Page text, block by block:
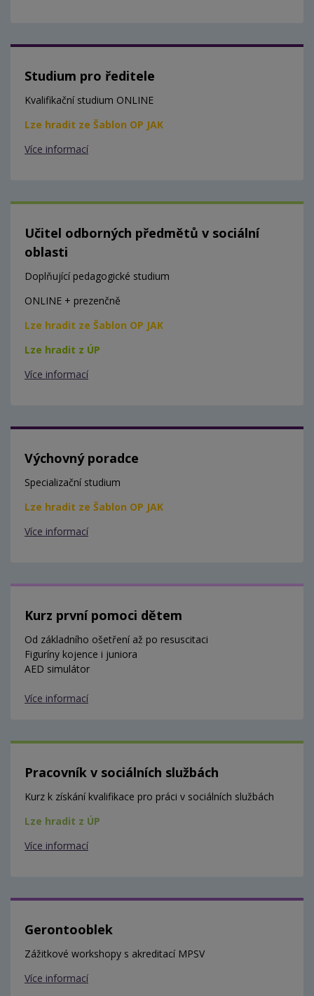
Studium pro ředitele
Kvalifikační studium ONLINE
Lze hradit ze Šablon OP JAK
Více informací
Učitel odborných předmětů v sociální
oblasti
Doplňující pedagogické studium
ONLINE + prezenčně
Lze hradit ze Šablon OP JAK
Lze hradit z ÚP
Více informací
Výchovný poradce
Specializační studium
Lze hradit ze Šablon OP JAK
Více informací
Kurz první pomoci dětem
Od základního ošetření až po resuscitaci
Figuríny kojence i juniora
AED simulátor
Více informací
Pracovník v sociálních službách
Kurz k získání kvalifikace pro práci v sociálních službách
Lze hradit z ÚP
Více informací
Gerontooblek
Zážitkové workshopy s akreditací MPSV
Více informací